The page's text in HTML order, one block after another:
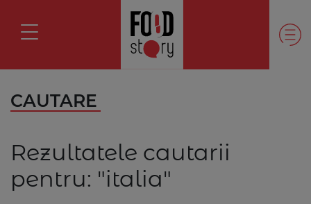
CAUTARE
Rezultatele cautarii
pentru: "italia"